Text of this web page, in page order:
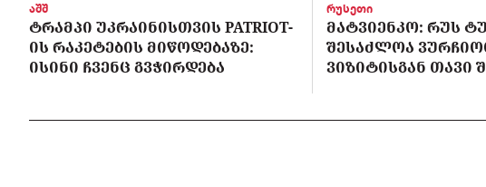
აშშ
ᲢᲠᲐᲛᲞᲘ ᲣᲙᲠᲐᲘᲜᲘᲡᲗᲕᲘᲡ PATRIOT-
ᲘᲡ ᲠᲐᲙᲔᲢᲔᲑᲘᲡ ᲛᲘᲬᲝᲓᲔᲑᲐᲖᲔ:
ᲘᲡᲘᲜᲘ ᲩᲕᲔᲜᲪ ᲒᲕᲭᲘᲠᲓᲔᲑᲐ
რუსეთი
ᲛᲐᲢᲕᲘᲔᲜᲙᲝ: ᲠᲣᲡ
ᲨᲔᲡᲐᲫᲚᲝᲐ
ᲕᲘᲖᲘᲢᲘᲡᲒᲐᲜ ᲗᲐᲕᲘ